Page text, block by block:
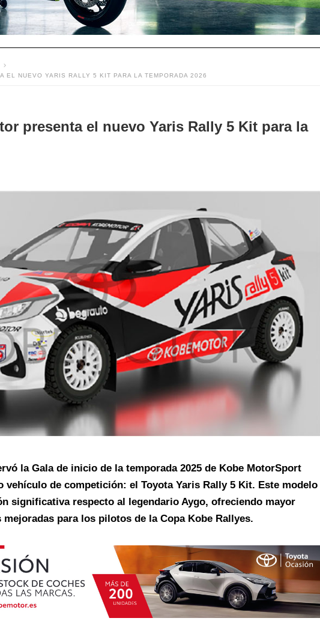
EL NUEVO YARIS RALLY 5 KIT PARA LA TEMPORADA 2026
presenta el nuevo Yaris Rally 5 Kit para la
la Gala de inicio de la temporada 2025 de Kobe MotorSport
vehículo de competición: el Toyota Yaris Rally 5 Kit. Este modelo
significativa respecto al legendario Aygo, ofreciendo mayor
para los pilotos de la Copa Kobe Rallyes.